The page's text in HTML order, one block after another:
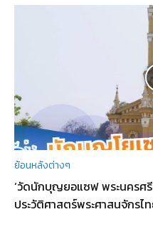
ย้อนหลังต่างๆ
‘วัดนักบุญยอแซฟ พระนครศ
ประวัติศาสตร์พระศาสนจักรไ